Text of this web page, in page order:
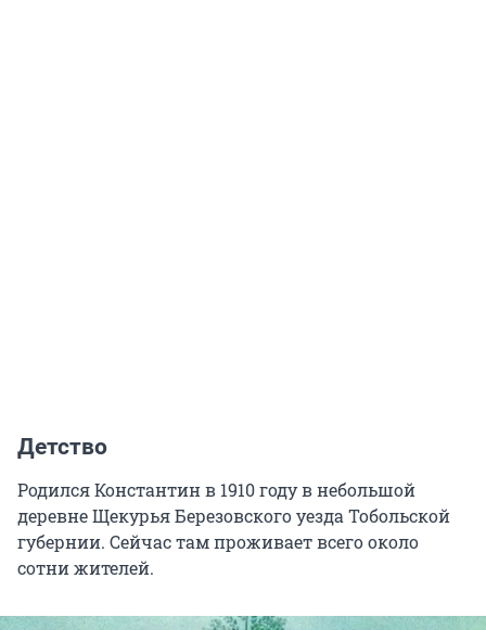
Детство
Родился Константин в 1910 году в небольшой
деревне Щекурья Березовского уезда Тобольской
губернии. Сейчас там проживает всего около
сотни жителей.